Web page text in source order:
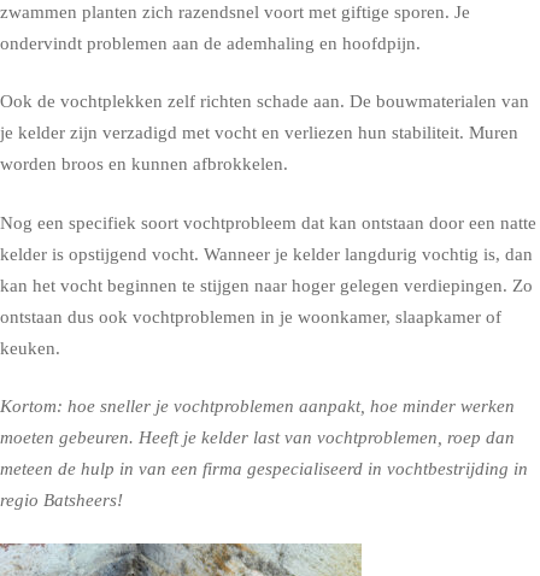
zwammen planten zich razendsnel voort met giftige sporen. Je
ondervindt problemen aan de ademhaling en hoofdpijn.
Ook de vochtplekken zelf richten schade aan. De bouwmaterialen van
je kelder zijn verzadigd met vocht en verliezen hun stabiliteit. Muren
worden broos en kunnen afbrokkelen.
Nog een specifiek soort vochtprobleem dat kan ontstaan door een natte
kelder is opstijgend vocht. Wanneer je kelder langdurig vochtig is, dan
kan het vocht beginnen te stijgen naar hoger gelegen verdiepingen. Zo
ontstaan dus ook vochtproblemen in je woonkamer, slaapkamer of
keuken.
Kortom: hoe sneller je vochtproblemen aanpakt, hoe minder werken
moeten gebeuren. Heeft je kelder last van vochtproblemen, roep dan
meteen de hulp in van een firma gespecialiseerd in vochtbestrijding in
regio Batsheers!